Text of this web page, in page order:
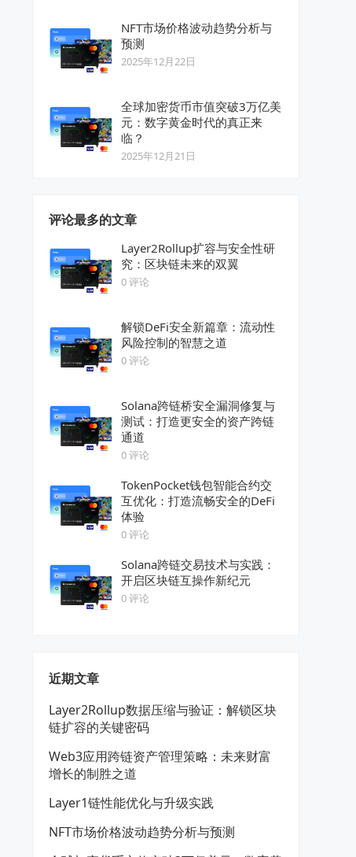
NFT市场价格波动趋势分析与
预测
2025年12月22日
全球加密货币市值突破3万亿美
元：数字黄金时代的真正来
临？
2025年12月21日
评论最多的文章
Layer2Rollup扩容与安全性研
究：区块链未来的双翼
0 评论
解锁DeFi安全新篇章：流动性
风险控制的智慧之道
0 评论
Solana跨链桥安全漏洞修复与
测试：打造更安全的资产跨链
通道
0 评论
TokenPocket钱包智能合约交
互优化：打造流畅安全的DeFi
体验
0 评论
Solana跨链交易技术与实践：
开启区块链互操作新纪元
0 评论
近期文章
Layer2Rollup数据压缩与验证：解锁区块
链扩容的关键密码
Web3应用跨链资产管理策略：未来财富
增长的制胜之道
Layer1链性能优化与升级实践
NFT市场价格波动趋势分析与预测